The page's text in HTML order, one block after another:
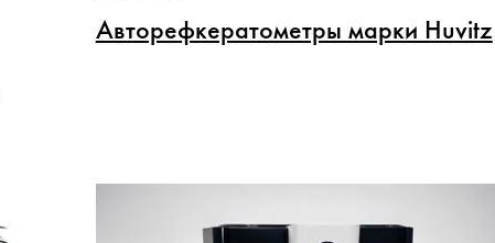
Авторефкератометры марки Huvitz